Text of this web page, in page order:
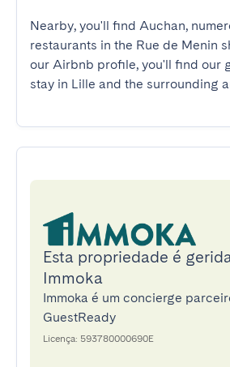
Nearby, you'll find Auchan,
restaurants in the Rue de Menin
our Airbnb profile, you'll find our
stay in Lille and the surrounding
Esta propriedade é
Immoka
Immoka é um concierge
GuestReady
Licença: 593780000690E